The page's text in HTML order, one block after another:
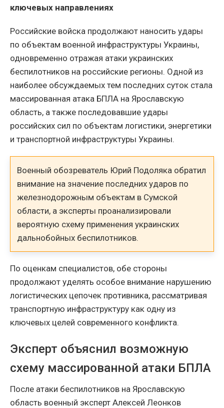
ключевых направлениях
Российские войска продолжают наносить удары
по объектам военной инфраструктуры Украины,
одновременно отражая атаки украинских
беспилотников на российские регионы. Одной из
наиболее обсуждаемых тем последних суток стала
массированная атака БПЛА на Ярославскую
область, а также последовавшие удары
российских сил по объектам логистики, энергетики
и транспортной инфраструктуры Украины.
Военный обозреватель Юрий Подоляка обратил
внимание на значение последних ударов по
железнодорожным объектам в Сумской
области, а эксперты проанализировали
вероятную схему применения украинских
дальнобойных беспилотников.
По оценкам специалистов, обе стороны
продолжают уделять особое внимание нарушению
логистических цепочек противника, рассматривая
транспортную инфраструктуру как одну из
ключевых целей современного конфликта.
Эксперт объяснил возможную
схему массированной атаки БПЛА
После атаки беспилотников на Ярославскую
область военный эксперт Алексей Леонков